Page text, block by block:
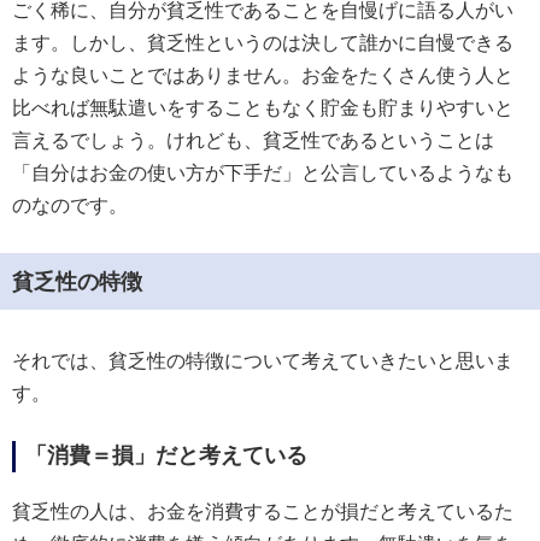
ごく稀に、自分が貧乏性であることを自慢げに語る人がい
ます。しかし、貧乏性というのは決して誰かに自慢できる
ような良いことではありません。お金をたくさん使う人と
比べれば無駄遣いをすることもなく貯金も貯まりやすいと
言えるでしょう。けれども、貧乏性であるということは
「自分はお金の使い方が下手だ」と公言しているようなも
のなのです。
貧乏性の特徴
それでは、貧乏性の特徴について考えていきたいと思いま
す。
「消費＝損」だと考えている
貧乏性の人は、お金を消費することが損だと考えているた